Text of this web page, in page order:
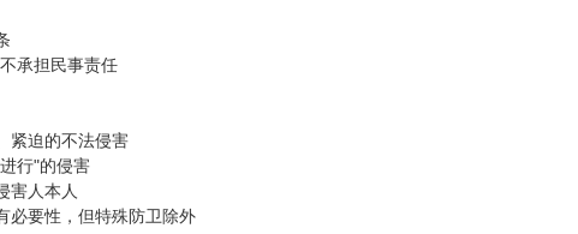
承担民事责任
紧迫的不法侵害
行"的侵害
害人本人
必要性，但特殊防卫除外